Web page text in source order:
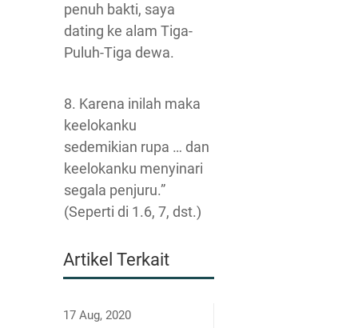
penuh bakti, saya
dating ke alam Tiga-
Puluh-Tiga dewa.
8. Karena inilah maka
keelokanku
sedemikian rupa … dan
keelokanku menyinari
segala penjuru.”
(Seperti di 1.6, 7, dst.)
Artikel Terkait
17 Aug, 2020